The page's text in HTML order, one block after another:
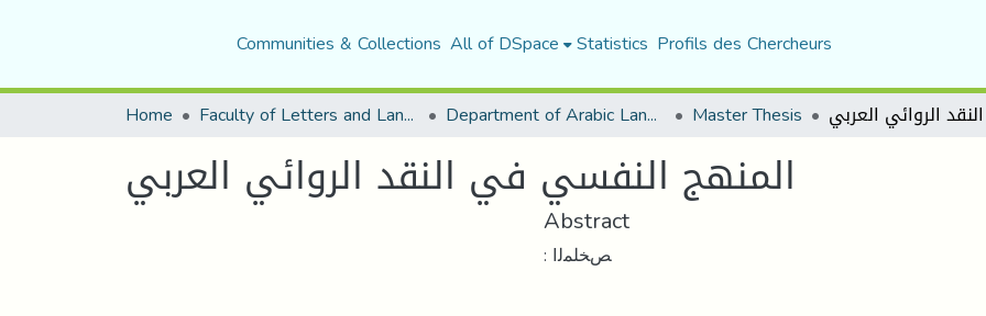
Communities & Collections All of DSpace Statistics Profils des Chercheurs
Home Faculty of Letters and Languages Department of Arabic Language and Literature Master Thesis
المنهج النفسي في النقد الروائي العربي
Abstract
: ﺺﺨﻠﻤﻟا